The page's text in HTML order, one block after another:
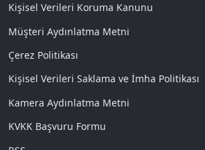
Kişisel Verileri Koruma Kanunu
Müşteri Aydınlatma Metni
Çerez Politikası
Kişisel Verileri Saklama ve İmha Politikası
Kamera Aydınlatma Metni
KVKK Başvuru Formu